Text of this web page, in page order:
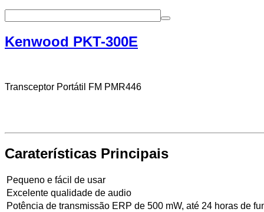
Kenwood PKT-300E
Transceptor Portátil FM PMR446
Caraterísticas Principais
Pequeno e fácil de usar
Excelente qualidade de audio
Potência de transmissão ERP de 500 mW, até 24 horas de